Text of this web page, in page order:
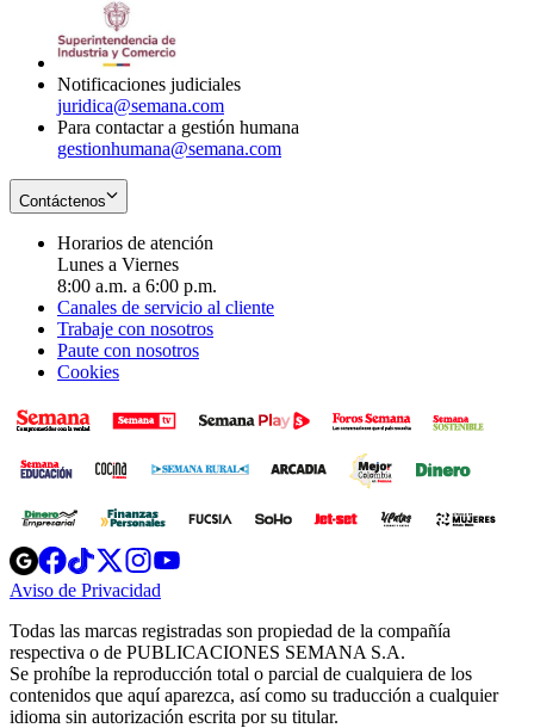
Notificaciones judiciales
juridica@semana.com
Para contactar a gestión humana
gestionhumana@semana.com
Contáctenos
Horarios de atención
Lunes a Viernes
8:00 a.m. a 6:00 p.m.
Canales de servicio al cliente
Trabaje con nosotros
Paute con nosotros
Cookies
Opens
in
new
Opens
in
new
Opens
in
new
window
Opens
new
windowwindow
Aviso de Privacidad
new
window
Todas las marcas registradas son propiedad de la compañía
respectiva o de PUBLICACIONES SEMANA S.A.
Se prohíbe la reproducción total o parcial de cualquiera de los
contenidos que aquí aparezca, así como su traducción a cualquier
idioma sin autorización escrita por su titular.